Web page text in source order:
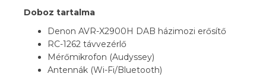
Doboz tartalma
Denon AVR-X2900H DAB házimozi erősítő
RC-1262 távvezérlő
Mérőmikrofon (Audyssey)
Antennák (Wi-Fi/Bluetooth)